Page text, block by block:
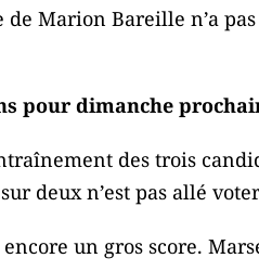
de Marion Bareille n’a
pour dimanche
des trois
deux n’est pas allé
un gros score.